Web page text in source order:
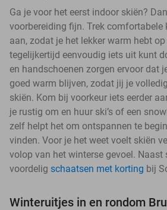
Ga je voor het eerst indoor skiën?
voorbereiding fijn. Trek comfortabele
aan, zodat je het lekker warm hebt
tegelijkertijd eenvoudig iets uit kunt
en handschoenen zorgen ervoor dat
goed warm blijven, zodat jij je
skiën. Kom bij voorkeur iets eerder
je rustig om en huur ski’s of een
zelf helpt het om ontspannen te
vinden. Voor je het weet voelt skiën
volop van het winterse gevoel. Naast
voordelig schaatsen met korting bij
Winteruitjes in en rondom